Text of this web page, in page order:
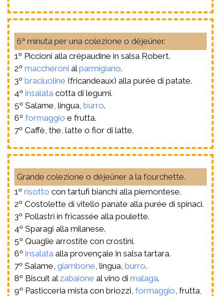
6ª minuta per una colezione o déjeûner.
1º Piccioni alla crépaudine in salsa Robert.
2º maccheroni alparmigiano.
3º braciuoline (fricandeaux) alla purée di patate.
4º insalata cotta di legumi.
5º Salame, lingua, burro.
6º formaggio e frutta.
7º Caffè, the, latte o fior di latte.
Grande colezione o déjeûner à la fourchette.
1º risotto con tartufi bianchi alla piemontese.
2º Costolette di vitello panate alla purée di spinaci.
3º Pollastri in fricassée alla poulette.
4º Sparagi alla milanese.
5º Quaglie arrostite con crostini.
6º insalata alla provençale in salsa tartara.
7º Salame, giambone , lingua, burro.
8º Biscuit al zabaione al vino di malaga.
9º Pasticceria mista con briozzi, formaggio , frutta,